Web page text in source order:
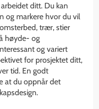
ditt. Du kan
og markere hvor du vil
trær, stier
høyde- og
og variert
for prosjektet ditt,
tid. En godt
at du oppnår det